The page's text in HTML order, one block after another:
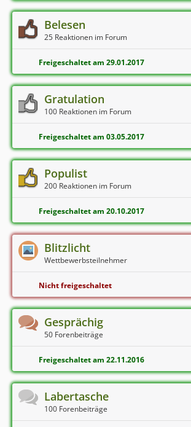
Belesen
25 Reaktionen im Forum
Freigeschaltet am 29.01.2017
Gratulation
100 Reaktionen im Forum
Freigeschaltet am 03.05.2017
Populist
200 Reaktionen im Forum
Freigeschaltet am 20.10.2017
Blitzlicht
Wettbewerbsteilnehmer
Nicht freigeschaltet
Gesprächig
50 Forenbeiträge
Freigeschaltet am 22.11.2016
Labertasche
100 Forenbeiträge